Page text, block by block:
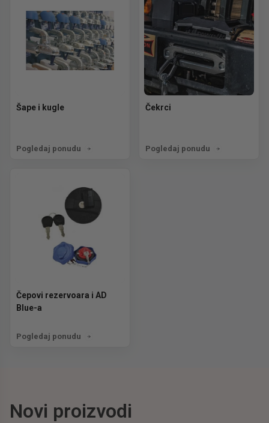
Šape i kugle
Pogledaj ponudu
Čekrci
Pogledaj ponudu
Čepovi rezervoara i AD
Blue-a
Pogledaj ponudu
Novi proizvodi